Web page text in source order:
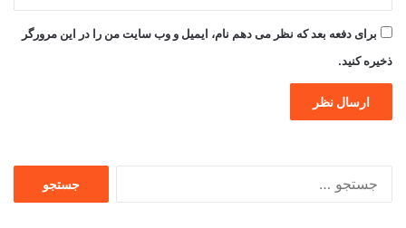
برای دفعه بعد که نظر می دهم نام، ایمیل و وب سایت من را در این مرورگر
ذخیره کنید.